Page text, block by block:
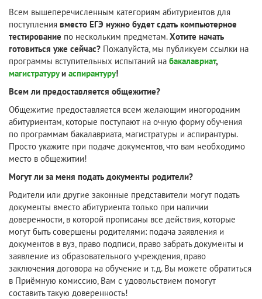
Всем вышеперечисленным категориям абитуриентов для
поступления вместо ЕГЭ нужно будет сдать компьютерное
тестирование по нескольким предметам.Хотите начать
готовиться уже сейчас? Пожалуйста, мы публикуем ссылки на
программы вступительных испытаний на бакалавриат,
магистратуруи аспирантуру!
Всем ли предоставляется общежитие?
Общежитие предоставляется всем желающим иногородним
абитуриентам, которые поступают на очную форму обучения
по программам бакалавриата, магистратуры и аспирантуры.
Просто укажите при подаче документов, что вам необходимо
место в общежитии!
Могут ли за меня подать документы родители?
Родители или другие законные представители могут подать
документы вместо абитуриента только при наличии
доверенности, в которой прописаны все действия, которые
могут быть совершены родителями: подача заявления и
документов в вуз, право подписи, право забрать документы и
заявление из образовательного учреждения, право
заключения договора на обучение и т.д. Вы можете обратиться
в Приёмную комиссию, Вам с удовольствием помогут
составить такую доверенность!